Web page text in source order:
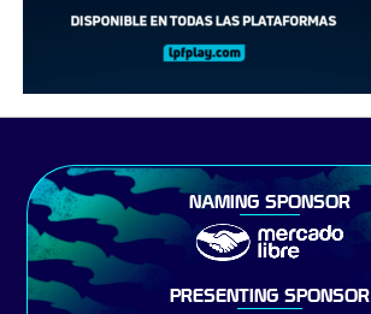
NAMING SPONSOR
PRESENTING SPONSOR